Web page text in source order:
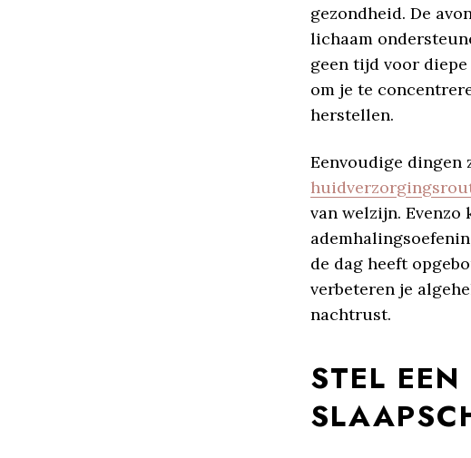
gezondheid. De
lichaam
geen tijd voor
om je te
herstellen.
Eenvoudige dingen
van welzijn.
de dag heeft
verbeteren je
nachtrust.
STEL